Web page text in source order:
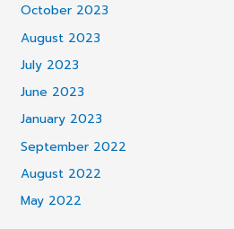
October 2023
August 2023
July 2023
June 2023
January 2023
September 2022
August 2022
May 2022